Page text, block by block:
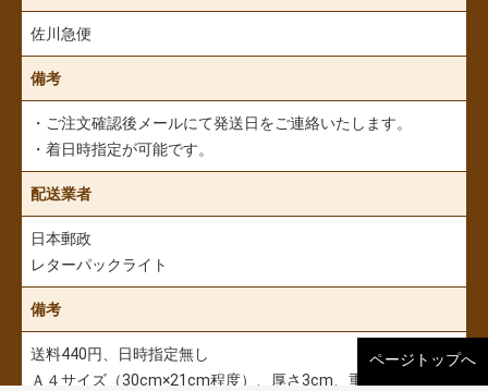
佐川急便
備考
・ご注文確認後メールにて発送日をご連絡いたします。
・着日時指定が可能です。
配送業者
日本郵政
レターパックライト
備考
送料440円、日時指定無し
Ａ４サイズ（30cm×21cm程度）、厚さ3cm、重さ4kgまで発
ページトップへ